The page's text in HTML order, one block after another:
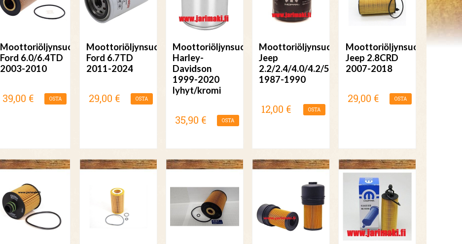
Moottoriöljynsuodatin
Ford 6.0/6.4TD
2003-2010
39,00 € OSTA
Moottoriöljynsuodatin
Ford 6.7TD
2011-2024
29,00 € OSTA
Moottoriöljynsuodatin
Harley-
Davidson
1999-2020
lyhyt/kromi
35,90 € OSTA
Moottoriöljynsuodatin
Jeep
2.2/2.4/4.0/4.2/5.9
1987-1990
12,00 € OSTA
Moottoriöljynsuodatin
Jeep 2.8CRD
2007-2018
29,00 € OSTA